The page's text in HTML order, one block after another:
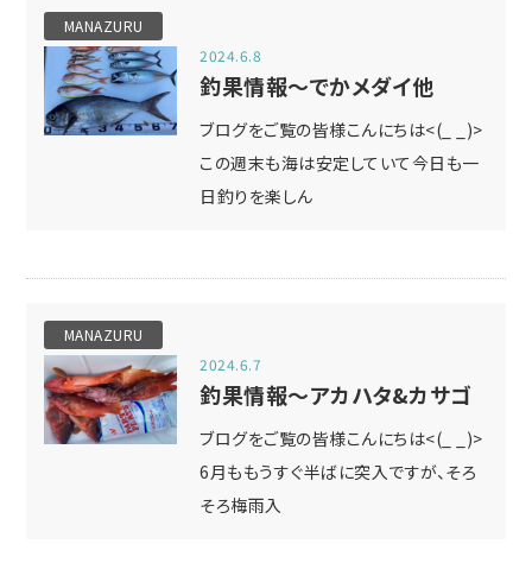
MANAZURU
2024.6.8
釣果情報～でかメダイ他
ブログをご覧の皆様こんにちは<(_ _)>
この週末も海は安定していて今日も一
日釣りを楽しん
MANAZURU
2024.6.7
釣果情報～アカハタ&カサゴ
ブログをご覧の皆様こんにちは<(_ _)>
6月ももうすぐ半ばに突入ですが、そろ
そろ梅雨入